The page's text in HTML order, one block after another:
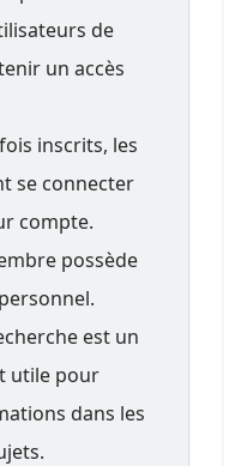
de
un accès
inscrits, les
se connecter
compte.
possède
est un
utile pour
dans les